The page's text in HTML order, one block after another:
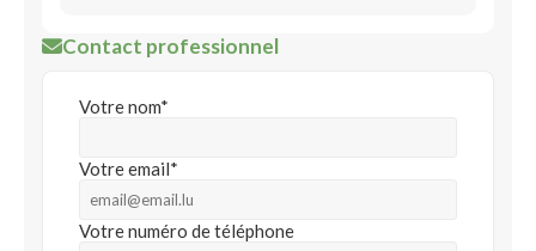
Contact professionnel
Votre nom*
Votre email*
Votre numéro de téléphone